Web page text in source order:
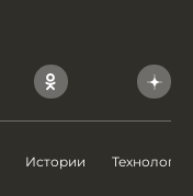
Истории Технологии